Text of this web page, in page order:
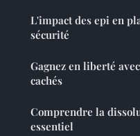
L'impact des epi en
sécurité
Gagnez en liberté
cachés
Comprendre la
essentiel